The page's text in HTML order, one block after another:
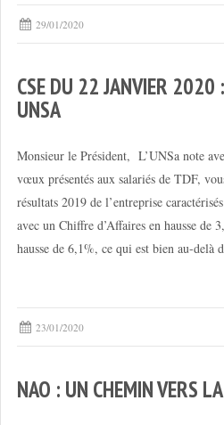
29/01/2020
CSE DU 22 JANVIER 2020
UNSA
Monsieur le Président, L’UNSa note
vœux présentés aux salariés de TDF,
résultats 2019 de l’entreprise
avec un Chiffre d’Affaires en hausse de
hausse de 6,1%, ce qui est bien au-delà
23/01/2020
NAO : UN CHEMIN VERS